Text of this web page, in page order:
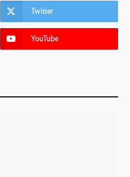
Twitter
YouTube